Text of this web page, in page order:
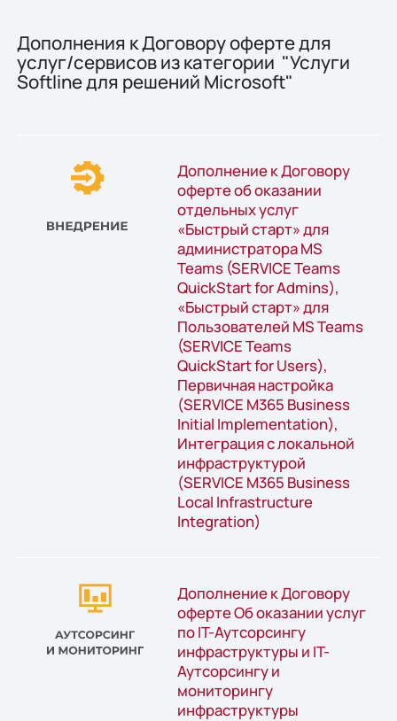
Дополнения к Договору оферте для
услуг/сервисов из категории "Услуги
Softline для решений Microsoft"
Дополнение к Договору
оферте об оказании
отдельных услуг
«Быстрый старт» для
администратора MS
Teams (SERVICE Teams
QuickStart for Admins),
«Быстрый старт» для
Пользователей MS Teams
(SERVICE Teams
QuickStart for Users),
Первичная настройка
(SERVICE M365 Business
Initial Implementation),
Интеграция с локальной
инфраструктурой
(SERVICE M365 Business
Local Infrastructure
Integration)
Дополнение к Договору
оферте Об оказании услуг
по IT-Аутсорсингу
инфраструктуры и IT-
Аутсорсингу и
мониторингу
инфраструктуры